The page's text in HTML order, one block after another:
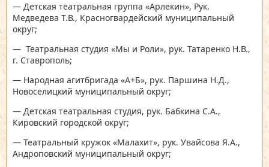
— Детская театральная группа «Арлекин», Рук.
Медведева Т.В., Красногвардейский муниципальный
округ;
— Театральная студия «Мы и Роли», рук. Татаренко Н.В.,
г. Ставрополь;
— Народная агитбригада «А+Б», рук. Паршина Н.Д.,
Новоселицкий муниципальный округ;
— Детская театральная студия, рук. Бабкина С.А.,
Кировский городской округ;
— Театральный кружок «Малахит», рук. Увайсова Я.А.,
Андроповский муниципальный округ;